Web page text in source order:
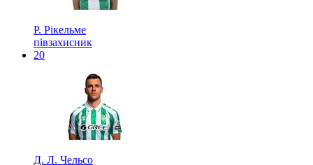
Р. Рікельме
півзахисник
20
Д. Л. Чельсо